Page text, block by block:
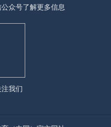
众号了解更多信息
注我们